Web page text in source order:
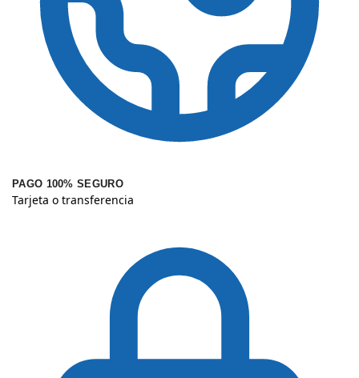
PAGO 100% SEGURO
Tarjeta o transferencia